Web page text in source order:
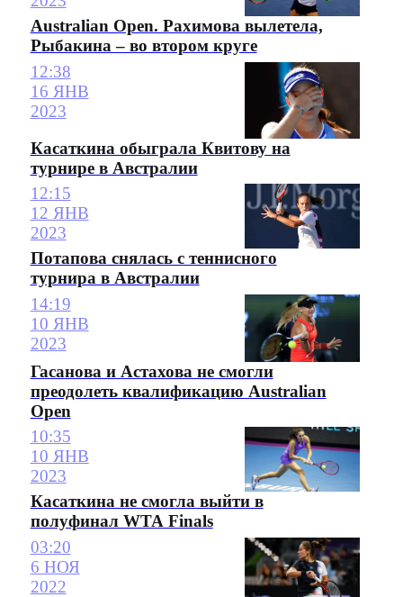
Australian Open. Рахимова вылетела,
Рыбакина – во втором круге
12:38
16 ЯНВ
2023
Касаткина обыграла Квитову на
турнире в Австралии
12:15
12 ЯНВ
2023
Потапова снялась с теннисного
турнира в Австралии
14:19
10 ЯНВ
2023
Гасанова и Астахова не смогли
преодолеть квалификацию Australian
Open
10:35
10 ЯНВ
2023
Касаткина не смогла выйти в
полуфинал WTA Finals
03:20
6 НОЯ
2022